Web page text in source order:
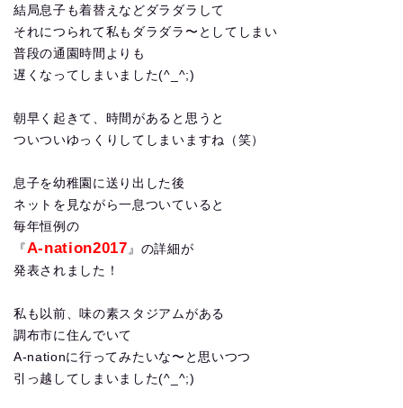
結局息子も着替えなどダラダラして
それにつられて私もダラダラ〜としてしまい
普段の通園時間よりも
遅くなってしまいました(^_^;)
朝早く起きて、時間があると思うと
ついついゆっくりしてしまいますね（笑）
息子を幼稚園に送り出した後
ネットを見ながら一息ついていると
毎年恒例の
『 A-nation2017』の詳細が
発表されました！
私も以前、味の素スタジアムがある
調布市に住んでいて
A-nationに行ってみたいな〜と思いつつ
引っ越してしまいました(^_^;)